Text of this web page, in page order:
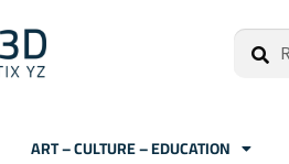
ART – CULTURE – EDUCATION